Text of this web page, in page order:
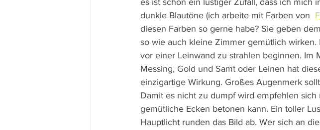
es ist schon ein lustiger Zufall, dass ich mich
dunkle Blautöne (ich arbeite mit Farben von
diesen Farben so gerne habe? Sie geben
so wie auch kleine Zimmer gemütlich
vor einer Leinwand zu strahlen beginnen. Im
Messing, Gold und Samt oder Leinen hat
einzigartige Wirkung. Großes Augenmerk
Damit es nicht zu dumpf wird empfehlen
gemütliche Ecken betonen kann. Ein toller
Hauptlicht runden das Bild ab. Wer sich an